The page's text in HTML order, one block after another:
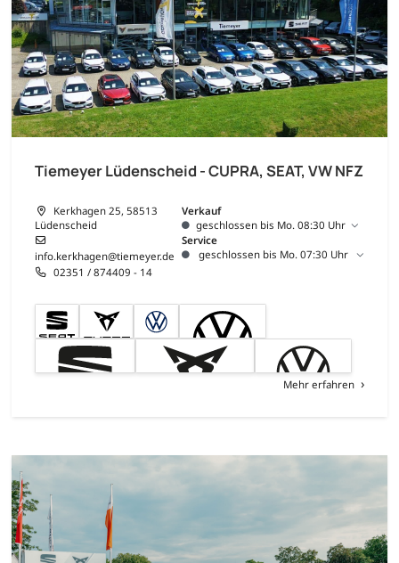
Tiemeyer Lüdenscheid - CUPRA, SEAT, VW NFZ
Kerkhagen 25, 58513
Lüdenscheid
info.kerkhagen@tiemeyer.de
02351 / 874409 - 14
Verkauf
geschlossen bis Mo. 08:30 Uhr
Service
geschlossen bis Mo. 07:30 Uhr
Mehr erfahren